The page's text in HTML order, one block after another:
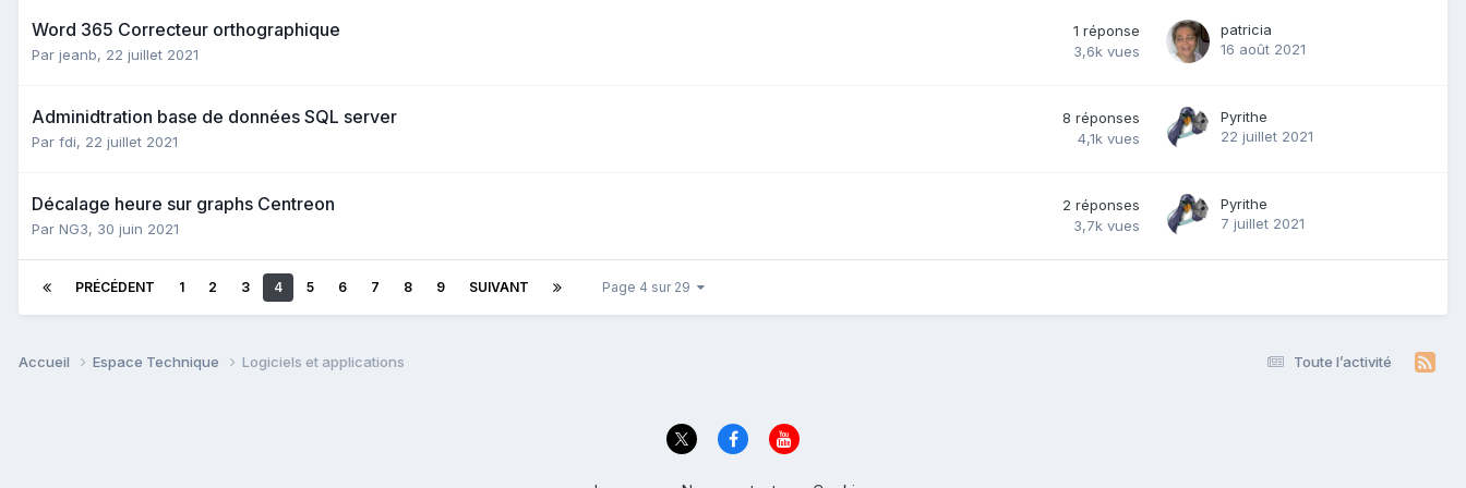
Word 365 Correcteur orthographique
Par jeanb, 22 juillet 2021
1 réponse
3,6k vues
patricia
16 août 2021
Adminidtration base de données SQL server
Par fdi, 22 juillet 2021
8 réponses
4,1k vues
Pyrithe
22 juillet 2021
Décalage heure sur graphs Centreon
Par NG3, 30 juin 2021
2 réponses
3,7k vues
Pyrithe
7 juillet 2021
PRÉCÉDENT 1 2 3 4 5 6 7 8 9 SUIVANT Page 4 sur 29
Toute l’activité
Accueil Espace Technique Logiciels et applications